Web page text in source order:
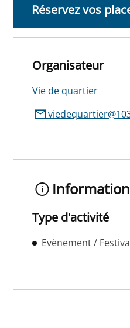
Réservez vos
Organisateur
Vie de quartier
Type d'activité
Evènement /